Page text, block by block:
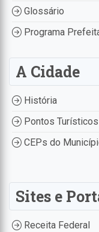
Glossário
Programa
A Cidade
História
Pontos Turísticos
CEPs do
Sites e
Receita Federal